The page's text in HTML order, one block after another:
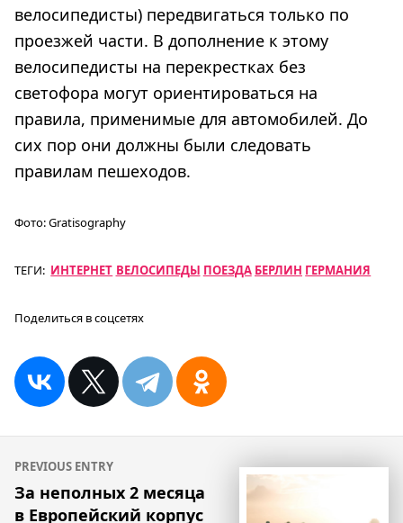
велосипедисты) передвигаться только по
проезжей части. В дополнение к этому
велосипедисты на перекрестках без
светофора могут ориентироваться на
правила, применимые для автомобилей. До
сих пор они должны были следовать
правилам пешеходов.
Фото:Gratisography
ТЕГИ: ИНТЕРНЕТ ВЕЛОСИПЕДЫ ПОЕЗДА БЕРЛИН ГЕРМАНИЯ
Поделиться в соцсетях
Навигация
по
PREVIOUS ENTRY
За неполных 2 месяца
в Европейский корпус